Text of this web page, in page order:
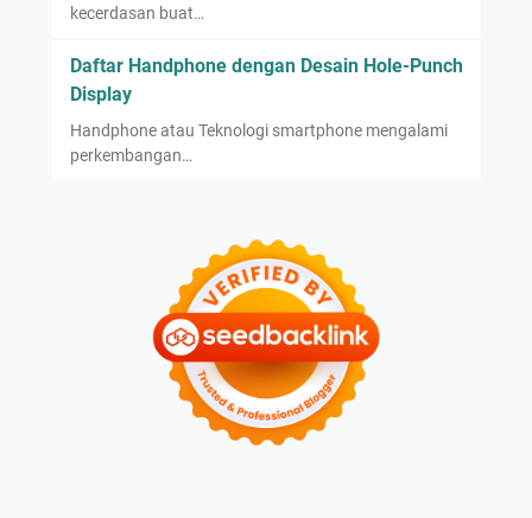
kecerdasan buat…
Daftar Handphone dengan Desain Hole-Punch
Display
Handphone atau Teknologi smartphone mengalami
perkembangan…